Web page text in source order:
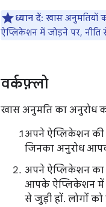
ध्यान दें: खास अनुमतियों
ऐप्लिकेशन में जोड़ने पर,
वर्कफ़्लो
खास अनुमति का अनुरोध
अपने ऐप्लिकेशन
जिनका अनुरोध
अपने ऐप्लिकेशन
आपके ऐप्लिकेशन में
से जुड़ी हों. लोगों